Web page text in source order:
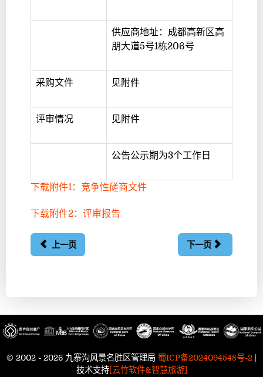
供应商地址：成都高新区高
朋大道5号1栋206号
采购文件 见附件
评审情况 见附件
公告公示期为3个工作日
下载附件1：竞争性磋商文件
下载附件2：评审报告
上一页 下一页
© 2002 - 2026 九寨沟风景名胜区管理局 蜀ICP备2024094548号-2 |
技术支持[云竹软件&智慧旅游]